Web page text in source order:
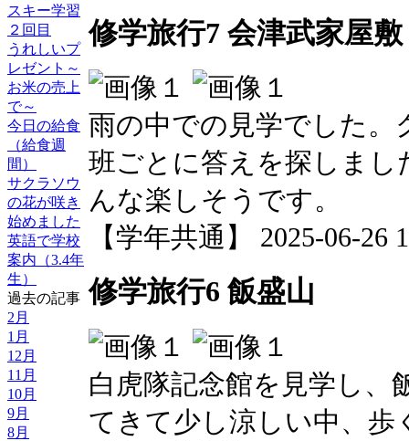
スキー学習
２回目
うれしいプ
レゼント～
お米の売上
で～
今日の給食
（給食週
間）
サクラソウ
の花が咲き
始めました
英語で学校
案内（3.4年
生）
過去の記事
2月
1月
12月
11月
10月
9月
8月
修学旅行7 会津武家屋敷
雨の中での見学でした。
班ごとに答えを探しま
んな楽しそうです。
【学年共通】 2025-06-26
修学旅行6 飯盛山
白虎隊記念館を見学し、
てきて少し涼しい中、